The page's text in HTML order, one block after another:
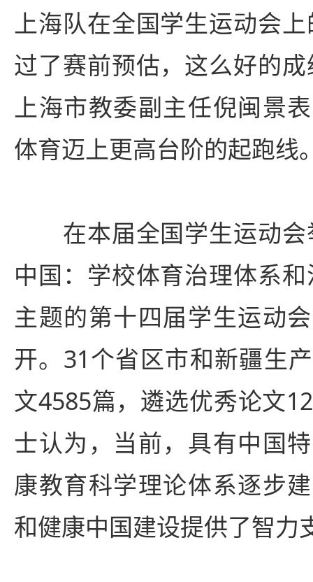
上海队在全国学生运动会
过了赛前预估，这么好的
上海市教委副主任倪闽景
体育迈上更高台阶的起跑线
在本届全国学生运动会
中国：学校体育治理体系
主题的第十四届学生运动
开。31个省区市和新疆生
文4585篇，遴选优秀论文
士认为，当前，具有中国
康教育科学理论体系逐步
和健康中国建设提供了智力